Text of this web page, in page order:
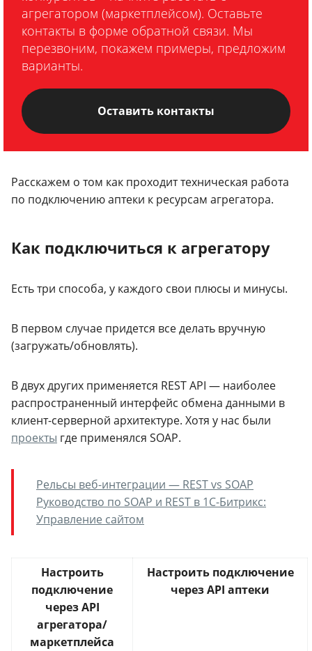
агрегатором (маркетплейсом). Оставьте
контакты в форме обратной связи. Мы
перезвоним, покажем примеры, предложим
варианты.
Оставить контакты
Расскажем о том как проходит техническая работа
по подключению аптеки к ресурсам агрегатора.
Как подключиться к агрегатору
Есть три способа, у каждого свои плюсы и минусы.
В первом случае придется все делать вручную
(загружать/обновлять).
В двух других применяется REST API — наиболее
распространенный интерфейс обмена данными в
клиент-серверной архитектуре. Хотя у нас были
проекты где применялся SOAP.
Рельсы веб-интеграции — REST vs SOAP
Руководство по SOAP и REST в 1С-Битрикс:
Управление сайтом
Настроить
подключение
через API
агрегатора/
маркетплейса
Настроить подключение
через API аптеки